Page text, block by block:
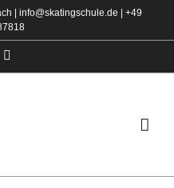
| info@skatingschule.de
+49